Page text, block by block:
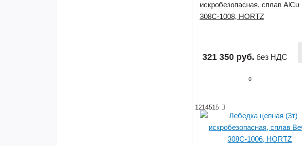
0
искробезопасная, сплав AlCu
308C-1008, HORTZ
321 350 руб. без НДС
1214515